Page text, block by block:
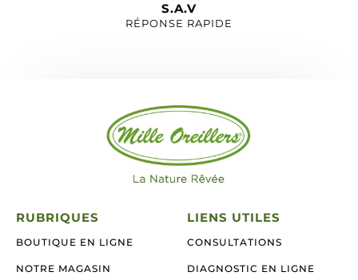
S.A.V
RÉPONSE RAPIDE
RUBRIQUES
BOUTIQUE EN LIGNE
NOTRE MAGASIN
LIENS UTILES
CONSULTATIONS
DIAGNOSTIC EN LIGNE